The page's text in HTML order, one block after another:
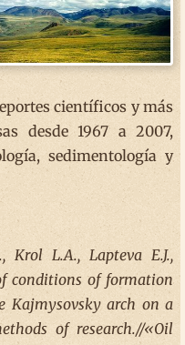
científicos y más
desde 1967 a 2007,
sedimentología y
Krol L.A., Lapteva E.J.,
conditions of formation
Kajmysovsky arch on a
of research.//«Oil